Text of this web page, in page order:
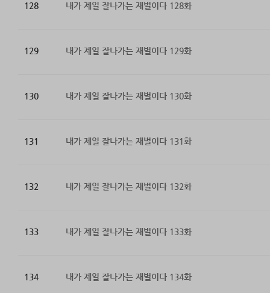
128 내가 제일 잘나가는 재벌이다 128화
129 내가 제일 잘나가는 재벌이다 129화
130 내가 제일 잘나가는 재벌이다 130화
131 내가 제일 잘나가는 재벌이다 131화
132 내가 제일 잘나가는 재벌이다 132화
133 내가 제일 잘나가는 재벌이다 133화
134 내가 제일 잘나가는 재벌이다 134화